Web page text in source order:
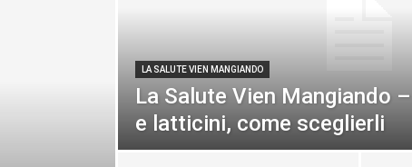
LA SALUTE VIEN MANGIANDO
La Salute Vien Mangiando
e latticini, come sceglierli